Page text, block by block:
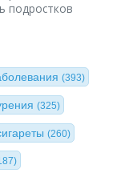
подростков
(393)
(325)
(260)